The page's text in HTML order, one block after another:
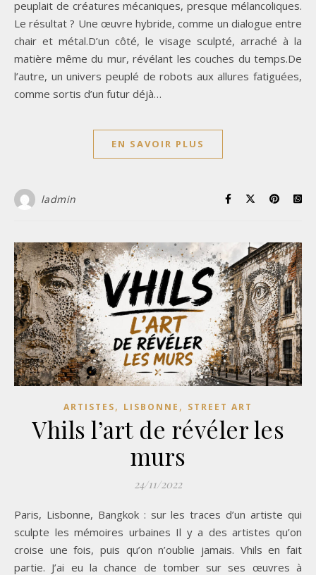
peuplait de créatures mécaniques, presque mélancoliques.
Le résultat ? Une œuvre hybride, comme un dialogue entre
chair et métal.D’un côté, le visage sculpté, arraché à la
matière même du mur, révélant les couches du temps.De
l’autre, un univers peuplé de robots aux allures fatiguées,
comme sortis d’un futur déjà…
EN SAVOIR PLUS
ladmin
ARTISTES, LISBONNE , STREET ART
Vhils l’art de révéler les
murs
24/11/2022
Paris, Lisbonne, Bangkok : sur les traces d’un artiste qui
sculpte les mémoires urbaines Il y a des artistes qu’on
croise une fois, puis qu’on n’oublie jamais. Vhils en fait
partie. J’ai eu la chance de tomber sur ses œuvres à